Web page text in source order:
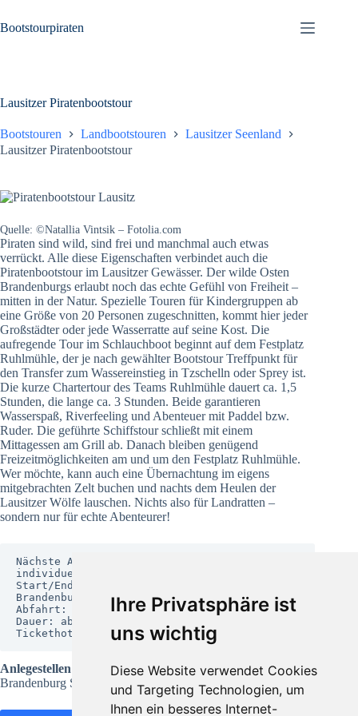
Ihre Privatsphäre ist
uns wichtig
Diese Website verwendet Cookies
und Targeting Technologien, um
Ihnen ein besseres Internet-
Inhalt
springen
Bootstourpiraten
Lausitzer Piratenbootstour
Bootstouren Landbootstouren
Lausitzer Seenland
Lausitzer Piratenbootstour
Quelle: ©Natallia Vintsik – Fotolia.com
Piraten sind wild, sind frei und manchmal auch etwas
verrückt. Alle diese Eigenschaften verbindet auch die
Piratenbootstour im Lausitzer Gewässer. Der wilde Osten
Brandenburgs erlaubt noch das echte Gefühl von Freiheit –
mitten in der Natur. Spezielle Touren für Kindergruppen ab
eine Größe von 20 Personen zugeschnitten, kommt hier jeder
Großstädter oder jede Wasserratte auf seine Kost. Die
aufregende Tour im Schlauchboot beginnt auf dem Festplatz
Ruhlmühle, der je nach gewählter Bootstour Treffpunkt für
den Transfer zum Wassereinstieg in Tzschelln oder Sprey ist.
Die kurze Chartertour des Teams Ruhlmühle dauert ca. 1,5
Stunden, die lange ca. 3 Stunden. Beide garantieren
Wasserspaß, Riverfeeling und Abenteuer mit Paddel bzw.
Ruder. Die geführte Schiffstour schließt mit einem
Mittagessen am Grill ab. Danach bleiben genügend
Freizeitmöglichkeiten am und um den Festplatz Ruhlmühle.
Wer möchte, kann auch eine Übernachtung im eigens
mitgebrachten Zelt buchen und nachts dem Heulen der
Lausitzer Wölfe lauschen. Nichts also für Landratten –
sondern nur für echte Abenteurer!
Nächste Ablegetermine: März – Oktober
individuell buchbar
Start/Ende: Tzschelln oder Sprey,
Brandenburg
Abfahrt: variiert
Dauer: ab 1,5 Stunden
Tickethotline: +49 035727 / 57705
Anlegestellen
Brandenburg Sprey, Tzschelln